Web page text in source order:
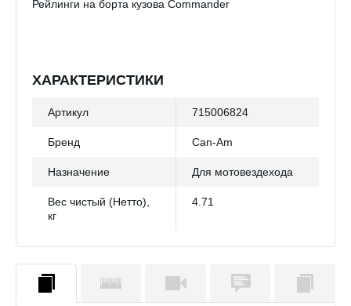
Рейлинги на борта кузова Commander
ХАРАКТЕРИСТИКИ
Артикул 715006824
Бренд Can-Am
Назначение Для мотовездехода
Вес чистый (Нетто),
кг
4.71